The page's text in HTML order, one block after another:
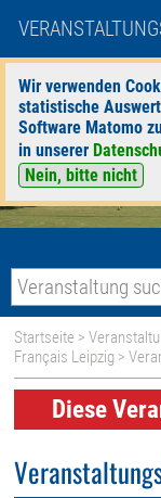
Wir verwenden
statistische
Software Matomo
in unserer
Nein, bitte nicht
Startseite >
Français Leipzig >
Diese